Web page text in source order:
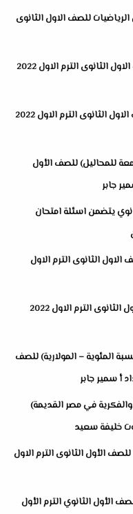
للصف الاول الثانوى
الاختبار الثالث فى اللغة العربية للصف الاول الثانوى الترم الاول 2022
الاختبار الثانى فى اللغة العربية للصف الاول الثانوى الترم الاول 2022
للمحاليل) للصف الأول
يتضمن اسئلة امتحان
الثانوى الترم الاول
اختبار الكترونى شامل تاريخ الصف الاول الثانوى الترم الاول 2022
المئوية – المولارية) للصف
والفكرية في مصر القديمة)
الأول الثانوى الترم الاول
الأول الثانوي الترم الأول